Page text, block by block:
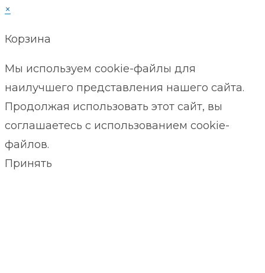
×
Корзина
Мы используем cookie-файлы для
наилучшего представления нашего сайта.
Продолжая использовать этот сайт, вы
соглашаетесь с использованием cookie-
файлов.
Принять